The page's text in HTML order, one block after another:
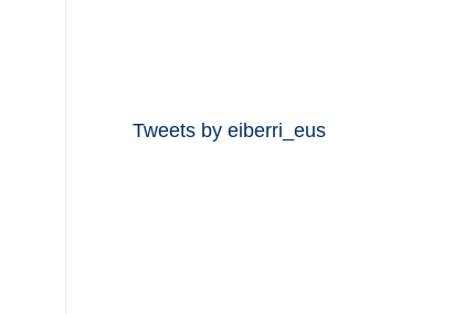
Tweets by eiberri_eus